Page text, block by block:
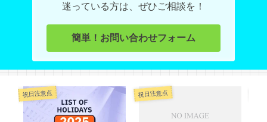
迷っている方は、ぜひご相談を！
簡単！お問い合わせフォーム
祝日注意点 祝日注意点